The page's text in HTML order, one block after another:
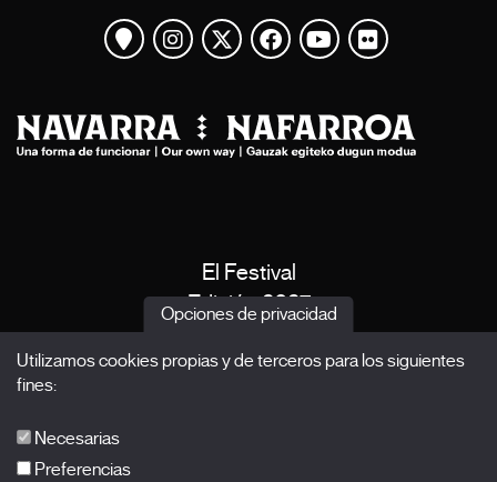
Ver mapa
Instagram
Twitter
Facebook
Youtube
Flickr
El Festival
Edición 2027
Acreditaciones
Opciones de privacidad
Utilizamos cookies propias y de terceros para los siguientes
fines:
Necesarias
Preferencias